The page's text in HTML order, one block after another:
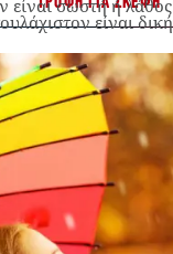
είναι σωστή ή
είναι